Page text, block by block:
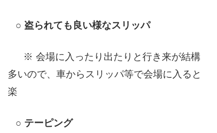
○ 盗られても良い様なスリッパ
※ 会場に入ったり出たりと行き来が結構
多いので、車からスリッパ等で会場に入ると
楽
○ テーピング